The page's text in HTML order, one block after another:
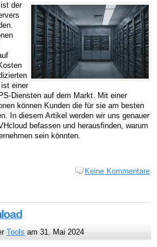
der
einer
Diensten auf dem Markt. Mit einer
können Kunden die für sie am besten
In diesem Artikel werden wir uns genauer
befassen und herausfinden, warum
sein könnten.
Keine Kommentare
Tools am 31. Mai 2024